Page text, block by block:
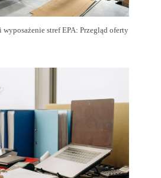
wyposażenie stref EPA: Przegląd oferty